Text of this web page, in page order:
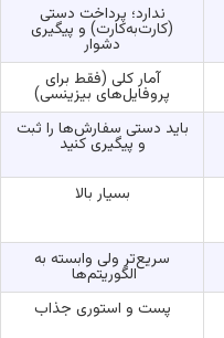
ندارد؛ پرداخت دستی
(کارت‌به‌کارت) و پیگیری
دشوار
آمار کلی (فقط برای
پروفایل‌های بیزینسی)
باید دستی سفارش‌ها را ثبت
و پیگیری کنید
بسیار بالا
سریع‌تر ولی وابسته به
الگوریتم‌ها
پست و استوری جذاب